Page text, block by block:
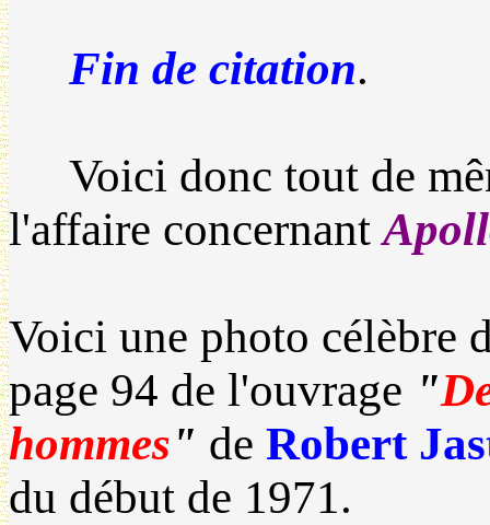
Fin de citation.
Voici donc tout de
l'affaire concernant
Voici une photo célèbre
page 94 de l'ouvrage "
hommes" de Robert
du début de 1971.